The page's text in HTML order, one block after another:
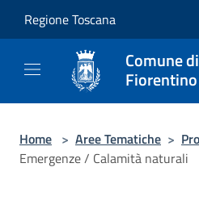
Regione Toscana
Comune
Fiorentino
Home > Aree Tematiche >
Emergenze / Calamità naturali